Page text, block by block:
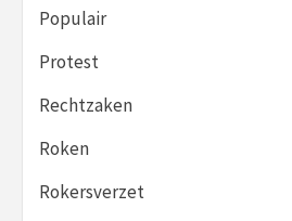
Populair
Protest
Rechtzaken
Roken
Rokersverzet